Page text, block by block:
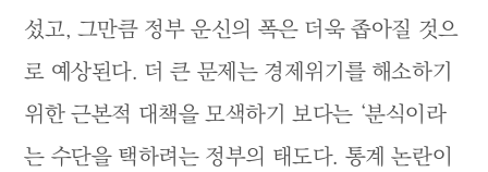
섰고, 그만큼 정부 운신의 폭은 더욱 좁아질 것으
로 예상된다. 더 큰 문제는 경제위기를 해소하기
위한 근본적 대책을 모색하기 보다는 ‘분식이라
는 수단을 택하려는 정부의 태도다. 통계 논란이